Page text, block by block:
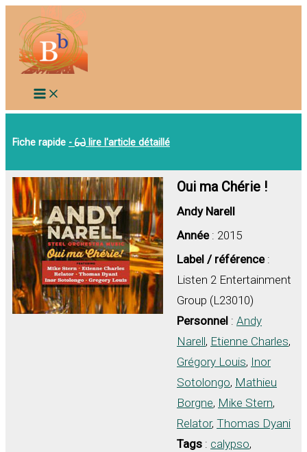
contenu
Fiche rapide - lire l'article détaillé
Oui ma Chérie !
Andy Narell
Année: 2015
Label / référence:
Listen 2 Entertainment
Group (L23010)
Personnel : Andy
Narell, Etienne Charles,
Grégory Louis, Inor
Sotolongo, Mathieu
Borgne, Mike Stern,
Relator, Thomas Dyani
Tags : calypso,